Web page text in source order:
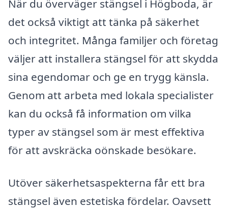
När du överväger stängsel i Högboda, är
det också viktigt att tänka på säkerhet
och integritet. Många familjer och företag
väljer att installera stängsel för att skydda
sina egendomar och ge en trygg känsla.
Genom att arbeta med lokala specialister
kan du också få information om vilka
typer av stängsel som är mest effektiva
för att avskräcka oönskade besökare.
Utöver säkerhetsaspekterna får ett bra
stängsel även estetiska fördelar. Oavsett